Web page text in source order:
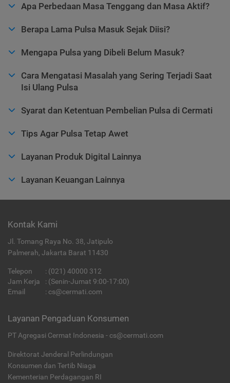
Apa Perbedaan Masa Tenggang dan Masa Aktif?
Berapa Lama Pulsa Masuk Sejak Diisi?
Mengapa Pulsa yang Dibeli Belum Masuk?
Cara Mengatasi Masalah yang Sering Terjadi Saat
Isi Ulang Pulsa
Syarat dan Ketentuan Pembelian Pulsa di Cermati
Tips Agar Pulsa Tetap Awet
Layanan Produk Digital Lainnya
Layanan Keuangan Lainnya
Kontak Kami
Jl. Tomang Raya No. 38, Jatipulo
Palmerah, Jakarta Barat 11430
Telepon : (021) 40000 312
Jam Kerja
: (Senin-Jumat 9:00-17:00)
Email
: cs@cermati.com
Layanan Pengaduan Konsumen
PT Agregasi Cermat Indonesia - cs@cermati.com
Direktorat Jenderal Perlindungan
Konsumen dan Tertib Niaga
Kementerian Perdagangan RI